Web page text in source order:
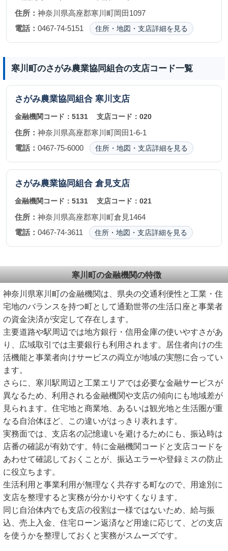
住所： 神奈川県高座郡寒川町岡田1097
電話： 0467-74-5151 住所・地図・支店詳細を見る
寒川町のさがみ農業協同組合の支店コード一覧
さがみ農業協同組合 寒川支店
金融機関コード： 5131 支店コード：020
住所： 神奈川県高座郡寒川町岡田1-6-1
電話： 0467-75-6000 住所・地図・支店詳細を見る
さがみ農業協同組合 倉見支店
金融機関コード： 5131 支店コード：021
住所： 神奈川県高座郡寒川町倉見1464
電話： 0467-74-3611 住所・地図・支店詳細を見る
寒川町の金融機関の特徴
神奈川県寒川町の金融機関は、県央の交通利便性と工業・住
宅地のバランスを持つ町として通勤世帯の生活口座と事業者
の資金決済が安定して存在します。
主要道路や駅周辺では地方銀行・信用金庫の使いやすさがあ
り、広域取引では主要銀行も利用されます。居住者向けの生
活機能と事業者向けサービスの両立が地域の実態に合ってい
ます。
さらに、寒川駅周辺と工業エリアでは必要な金融サービスが
異なるため、利用される金融機関や支店の傾向にも地域差が
見られます。住宅地と商業地、あるいは観光地と生活圏が重
なる自治体ほど、この違いがはっきり表れます。
実務面では、支店名の記憶違いを避けるためにも、振込時は
店番の確認が有効です。特に金融機関コードと支店コードを
あわせて確認しておくことが、振込エラーや登録ミスの防止
に役立ちます。
生活利用と事業利用が無理なく共存する町なので、用途別に
支店を整理すると実務が分かりやすくなります。
同じ自治体内でも支店の役割は一様ではないため、給与振
込、売上入金、住宅ローン返済など用途に応じて、どの支店
を使うかを整理しておくと実務がスムーズです。